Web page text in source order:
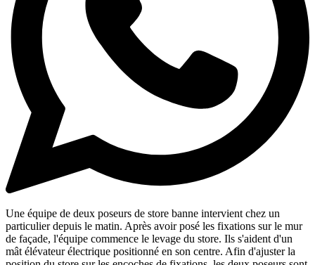
Une équipe de deux poseurs de store banne intervient chez un
particulier depuis le matin. Après avoir posé les fixations sur le mur
de façade, l'équipe commence le levage du store. Ils s'aident d'un
mât élévateur électrique positionné en son centre. Afin d'ajuster la